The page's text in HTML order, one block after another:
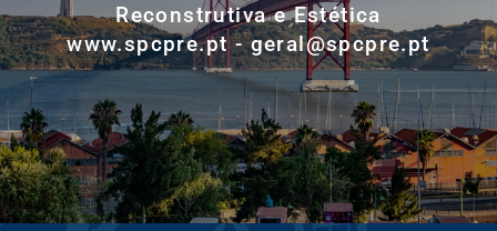
Reconstrutiva e Estética
www.spcpre.pt - geral@spcpre.pt